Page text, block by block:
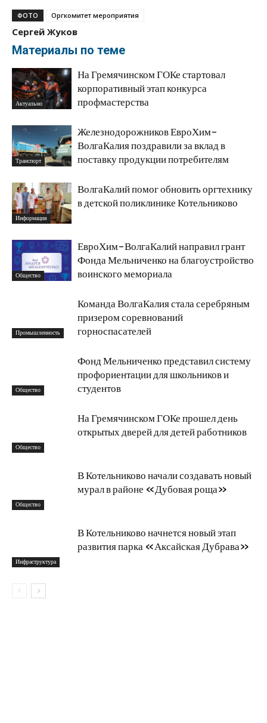
ФОТО Оргкомитет мероприятия
Сергей Жуков
Материалы по теме
Актуально
На Гремячинском ГОКе стартовал
корпоративный этап конкурса
профмастерства
Транспорт
Железнодорожников ЕвроХим-
ВолгаКалия поздравили за вклад в
поставку продукции потребителям
Информация
ВолгаКалий помог обновить оргтехнику
в детской поликлинике Котельниково
Общество
ЕвроХим-ВолгаКалий направил грант
Фонда Мельниченко на благоустройство
воинского мемориала
Промышленность
Команда ВолгаКалия стала серебряным
призером соревнований
горноспасателей
Общество
Фонд Мельниченко представил систему
профориентации для школьников и
студентов
Общество
На Гремячинском ГОКе прошел день
открытых дверей для детей работников
Общество
В Котельниково начали создавать новый
мурал в районе «Дубовая роща»
Инфраструктура
В Котельниково начнется новый этап
развития парка «Аксайская Дубрава»